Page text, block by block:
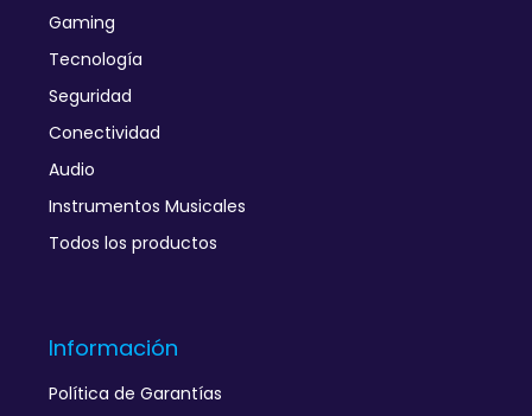
Gaming
Tecnología
Seguridad
Conectividad
Audio
Instrumentos Musicales
Todos los productos
Información
Política de Garantías